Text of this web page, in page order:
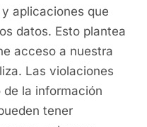
aplicaciones que
datos. Esto plantea
acceso a nuestra
Las violaciones
la información
tener